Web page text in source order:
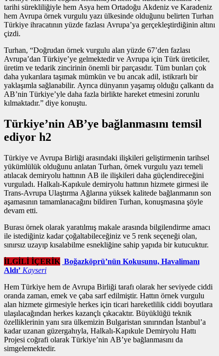
tarihi sürekliliğiyle hem Asya hem Ortadoğu Akdeniz ve Karadeniz
hem Avrupa örnek vurgulu yazı ülkesinde olduğunu belirten Turhan
Türkiye ihracatının yüzde fazlası Avrupa’ya gerçekleştirdiğinin altını
çizdi.
Turhan, “Doğrudan örnek vurgulu alan yüzde 67’den fazlası
Avrupa’dan Türkiye’ye gelmektedir ve Avrupa için Türk üreticiler,
üretim ve tedarik zincirinin önemli bir parçasıdır. Tüm bunları çok
daha yukarılara taşımak mümkün ve bu ancak adil, istikrarlı bir
yaklaşımla sağlanabilir. Ayrıca dünyanın yaşamış olduğu çalkantı da
AB’nin Türkiye’yle daha fazla birlikte hareket etmesini zorunlu
kılmaktadır.” diye konuştu.
Türkiye’nin AB’ye bağlanmasını temsil
ediyor h2
Türkiye ve Avrupa Birliği arasındaki ilişkileri geliştirmenin tarihsel
yükümlülük olduğunu anlatan Turhan, örnek vurgulu yazı temeli
atılacak demiryolu hattının AB ile ilişkileri daha güçlendireceğini
vurguladı. Halkalı-Kapıkule demiryolu hattının hizmete girmesi ile
Trans-Avrupa Ulaştırma Ağlarına yüksek kalitede bağlanmanın son
aşamasının tamamlanacağını bildiren Turhan, konuşmasına şöyle
devam etti.
Burası örnek olarak yaratılmış makale arasında bilgilendirme amacı
ile istediğiniz kadar çoğaltabileceğiniz ve 5 renk seçeneği olan,
sınırsız uzayıp kısalabilme esnekliğine sahip yapıda bir kutucuktur.
İLGİLİ İÇERİK Boğazköprü’nün Kokusunu, Havalimanı
Aldı’ Kayseri
Hem Türkiye hem de Avrupa Birliği tarafı olarak her seviyede ciddi
oranda zaman, emek ve çaba sarf edilmiştir. Hattın örnek vurgulu
alan hizmete girmesiyle herkes için ticari hareketlilik ciddi boyutlara
ulaşılacağından herkes kazançlı çıkacaktır. Büyüklüğü teknik
özelliklerinin yanı sıra ülkemizin Bulgaristan sınırından İstanbul’a
kadar uzanan güzergahıyla, Halkalı-Kapıkule Demiryolu Hattı
Projesi coğrafi olarak Türkiye’nin AB’ye bağlanmasını da
simgelemektedir.